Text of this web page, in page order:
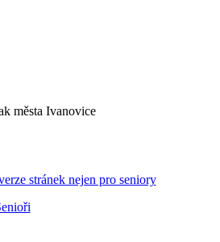
města Ivanovice
stránek nejen pro seniory